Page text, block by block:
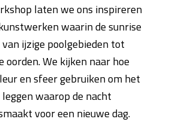
laten we ons inspireren
waarin de sunrise
ijzige poolgebieden tot
oorden. We kijken naar hoe
en sfeer gebruiken om het
waarop de nacht
voor een nieuwe dag.